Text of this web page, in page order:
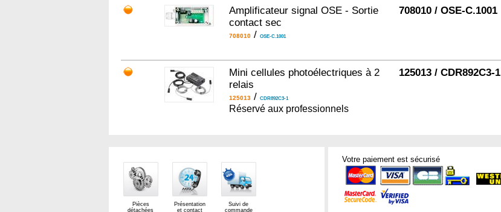
Amplificateur signal OSE - Sortie
contact sec
708010/ OSE-C.1001
708010 / OSE-C.1001
Mini cellules photoélectriques à 2
relais
125013/ CDR892C3-1
Réservé aux professionnels
125013 / CDR892C3-1
Pièces
détachées
Présentation
et contact
Suivi de
commande
Votre paiement est sécurisé